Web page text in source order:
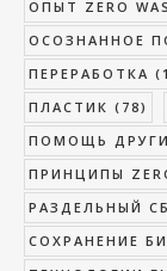
ОПЫТ ZERO
ОСОЗНАННОЕ
ПЕРЕРАБОТКА
ПЛАСТИК (78)
ПОМОЩЬ
ПРИНЦИПЫ
РАЗДЕЛЬНЫЙ
СОХРАНЕНИЕ